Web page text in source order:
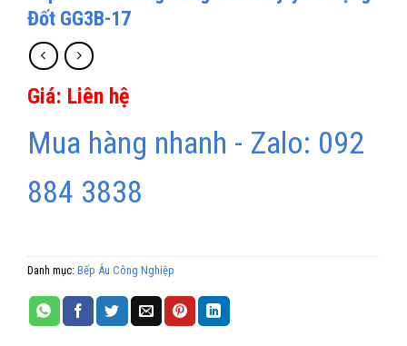
Đốt GG3B-17
Giá: Liên hệ
Mua hàng nhanh - Zalo: 092
884 3838
Danh mục: Bếp Âu Công Nghiệp